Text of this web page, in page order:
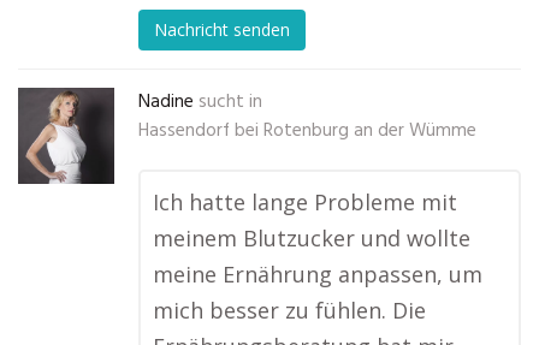
Nachricht senden
Nadine sucht in
Hassendorf bei Rotenburg an der Wümme
Ich hatte lange Probleme mit
meinem Blutzucker und wollte
meine Ernährung anpassen, um
mich besser zu fühlen. Die